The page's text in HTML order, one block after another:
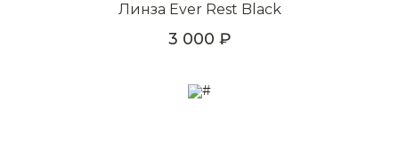
Линза Ever Rest Black
3 000